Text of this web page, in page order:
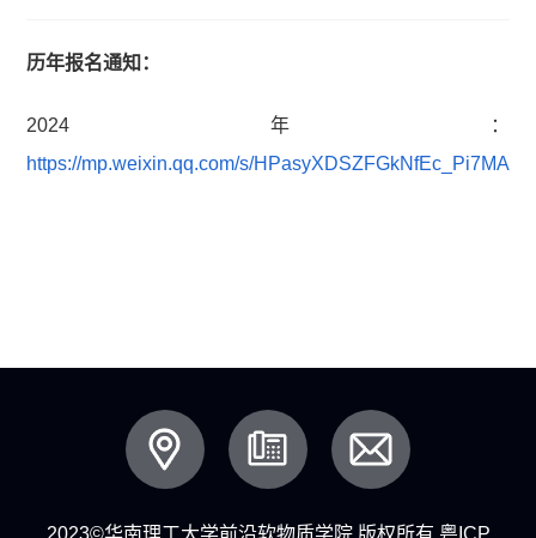
历年报名通知：
2024年：
https://mp.weixin.qq.com/s/HPasyXDSZFGkNfEc_Pi7MA